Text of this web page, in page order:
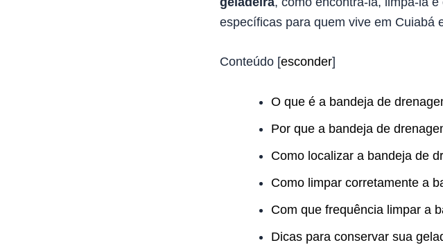
específicas para quem vive em Cuiabá
Conteúdo [esconder]
O que é a bandeja de
Por que a bandeja de
Como localizar a bandeja de
Como limpar corretamente a
Com que frequência limpar a
Dicas para conservar sua